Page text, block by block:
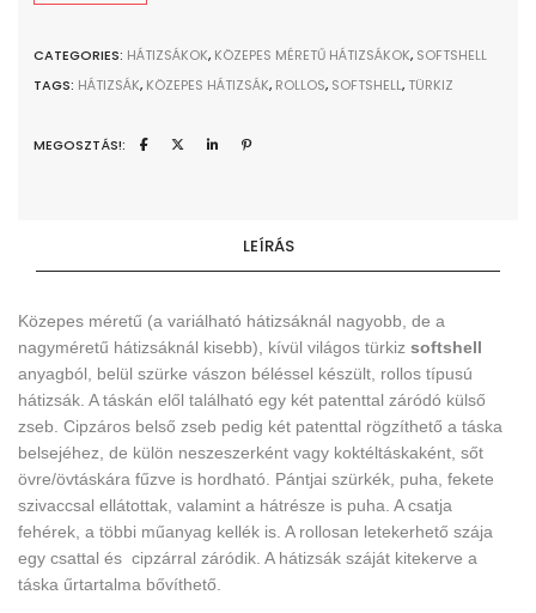
CATEGORIES: HÁTIZSÁKOK, KÖZEPES MÉRETŰ HÁTIZSÁKOK, SOFTSHELL
TAGS: HÁTIZSÁK, KÖZEPES HÁTIZSÁK, ROLLOS, SOFTSHELL, TÜRKIZ
MEGOSZTÁS!:
LEÍRÁS
Közepes méretű (a variálható hátizsáknál nagyobb, de a
nagyméretű hátizsáknál kisebb), kívül világos türkiz softshell
anyagból, belül szürke vászon béléssel készült, rollos típusú
hátizsák. A táskán elől található egy két patenttal záródó külső
zseb. Cipzáros belső zseb pedig két patenttal rögzíthető a táska
belsejéhez, de külön neszeszerként vagy koktéltáskaként, sőt
övre/övtáskára fűzve is hordható. Pántjai szürkék, puha, fekete
szivaccsal ellátottak, valamint a hátrésze is puha. A csatja
fehérek, a többi műanyag kellék is. A rollosan letekerhető szája
egy csattal és cipzárral záródik. A hátizsák száját kitekerve a
táska űrtartalma bővíthető.